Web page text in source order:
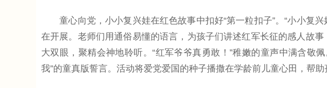
童心向党，小小复兴娃在红色故事中扣好“第一粒扣子”。“小小复
在开展。老师们用通俗易懂的语言，为孩子们讲述红军长征的感人故
大双眼，聚精会神地聆听。“红军爷爷真勇敢！”稚嫩的童声中满含敬
我”的童真版誓言。活动将爱党爱国的种子播撒在学龄前儿童心田，帮